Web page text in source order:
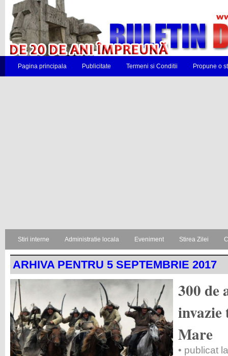
Pagina principala Publicitate Termeni si Conditii Propune o
Stiri interne Administratie locala Eveniment Stirea Zilei
ARHIVA PENTRU 5 SEPTEMBRIE 2017
300 de
invazie
Mare
• publicat